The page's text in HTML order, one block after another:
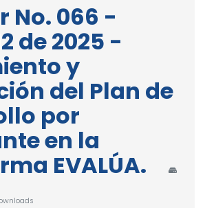
No. 066 -
de 2025 -
y
del Plan de
por
en la
EVALÚA.